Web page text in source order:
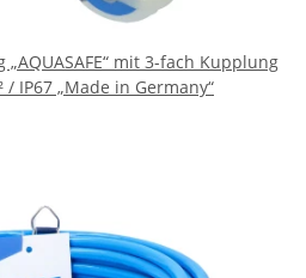
mit 3-fach Kupplung
/ IP67 „Made in Germany“